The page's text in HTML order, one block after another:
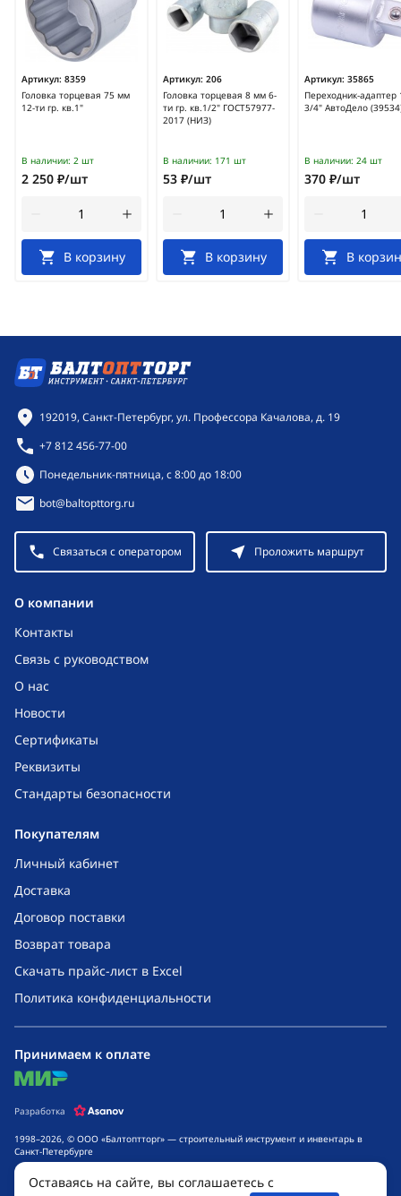
Артикул: 8359
Головка торцевая 75 мм
12-ти гр. кв.1"
В наличии: 2 шт
2 250 ₽/шт
В корзину
Артикул: 206
Головка торцевая 8 мм 6-
ти гр. кв.1/2" ГОСТ57977-
2017 (НИЗ)
В наличии: 171 шт
53 ₽/шт
В корзину
Артикул: 35865
Переходник-адаптер
3/4" АвтоДело
В наличии: 24 шт
370 ₽/шт
В
O компании
Контакты
Связь с руководством
О нас
Новости
Сертификаты
Реквизиты
Стандарты безопасности
Покупателям
Личный кабинет
Доставка
Договор поставки
Возврат товара
Скачать прайс-лист в Excel
Политика конфиденциальности
Контактная информация
192019, Санкт-Петербург, ул. Профессора Качалова, д. 19
+7 812 456-77-00
Режим работы:
Понедельник-пятница, с 8:00 до 18:00
bot@baltopttorg.ru
Связаться с оператором Проложить маршрут
1998–2026, © ООО «Балтоптторг» — строительный инструмент и инвентарь в
Санкт-Петербурге
Обращаем ваше внимание на то, что данный интернет-сайт носит исключительно
информационный характер и ни при каких условиях не является публичной
Принимаем к оплате
mir
Разработка
Оставаясь на сайте, вы соглашаетесь с